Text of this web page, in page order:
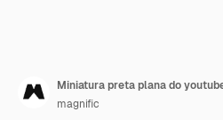
Miniatura preta plana do
magnific